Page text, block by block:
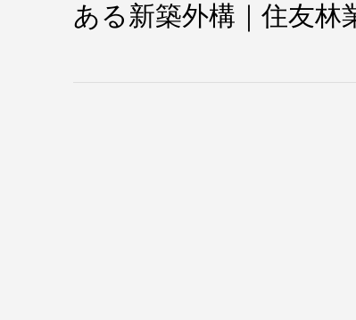
ある新築外構｜住友林